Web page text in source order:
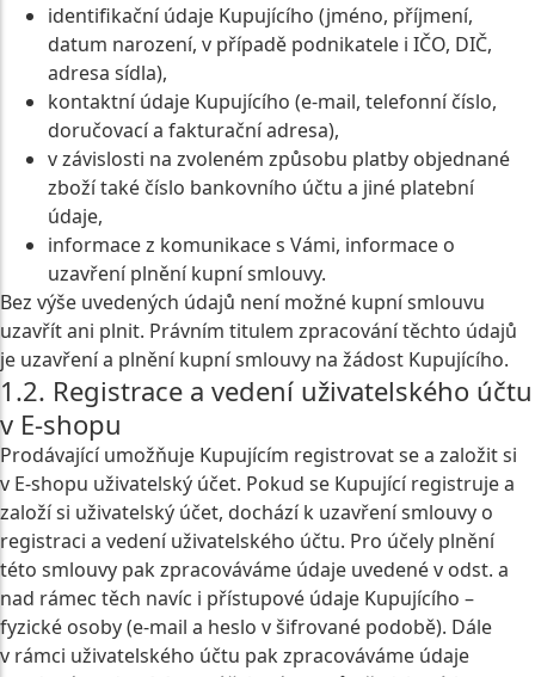
identifikační údaje Kupujícího (jméno, příjmení,
datum narození, v případě podnikatele i IČO, DIČ,
adresa sídla),
kontaktní údaje Kupujícího (e-mail, telefonní číslo,
doručovací a fakturační adresa),
v závislosti na zvoleném způsobu platby objednané
zboží také číslo bankovního účtu a jiné platební
údaje,
informace z komunikace s Vámi, informace o
uzavření plnění kupní smlouvy.
Bez výše uvedených údajů není možné kupní smlouvu
uzavřít ani plnit. Právním titulem zpracování těchto údajů
je uzavření a plnění kupní smlouvy na žádost Kupujícího.
1.2. Registrace a vedení uživatelského účtu
v E-shopu
Prodávající umožňuje Kupujícím registrovat se a založit si
v E-shopu uživatelský účet. Pokud se Kupující registruje a
založí si uživatelský účet, dochází k uzavření smlouvy o
registraci a vedení uživatelského účtu. Pro účely plnění
této smlouvy pak zpracováváme údaje uvedené v odst. a
nad rámec těch navíc i přístupové údaje Kupujícího –
fyzické osoby (e-mail a heslo v šifrované podobě). Dále
v rámci uživatelského účtu pak zpracováváme údaje